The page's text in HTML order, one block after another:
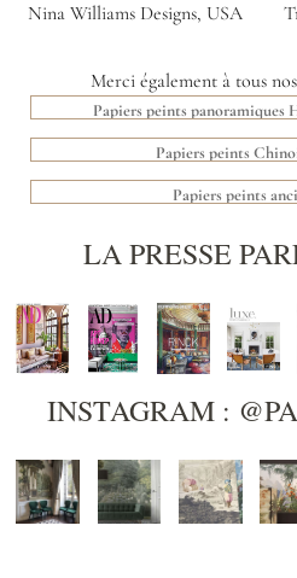
Nina Williams Designs, USA
Merci également à tous
Papiers peints panoramiques
Papiers peints
Papiers peints
LA PRESSE
INSTAGRAM :